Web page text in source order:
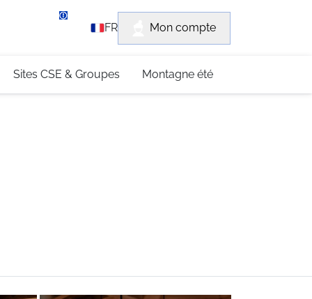
(0)4 79 96 30 69
FR Mon compte
Sites CSE & Groupes Montagne été